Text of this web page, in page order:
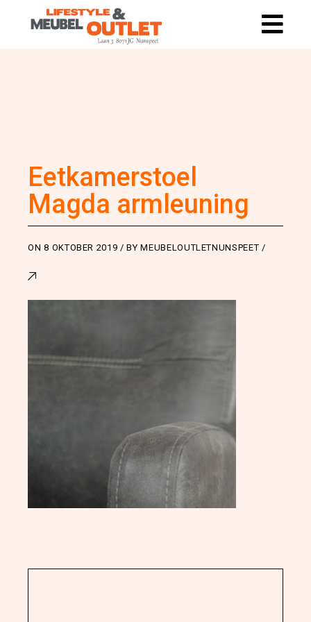
Eetkamerstoel
Magda armleuning
ON8 OKTOBER 2019 BYMEUBELOUTLETNUNSPEET